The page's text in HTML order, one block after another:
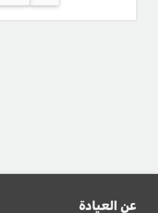
عن العيادة